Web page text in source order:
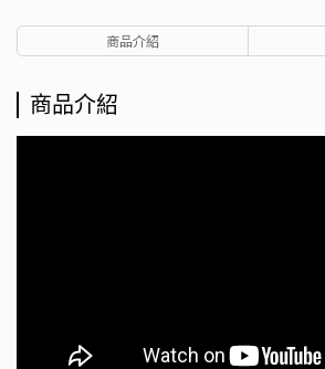
商品介紹
商品介紹